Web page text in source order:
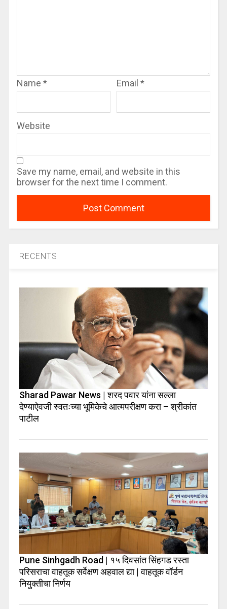
Name * Email *
Website
Save my name, email, and website in this
browser for the next time I comment.
RECENTS
Sharad Pawar News | शरद पवार यांना सल्ला
देण्याऐवजी स्वतःच्या भूमिकेचे आत्मपरीक्षण करा – श्रीकांत
पाटील
Pune Sinhgadh Road | १५ दिवसांत सिंहगड रस्ता
परिसराचा वाहतूक सर्वेक्षण अहवाल द्या | वाहतूक वॉर्डन
नियुक्तीचा निर्णय